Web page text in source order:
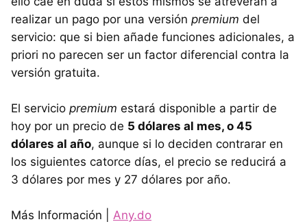
realizar un pago por una versión premium del
servicio: que si bien añade funciones adicionales, a
priori no parecen ser un factor diferencial contra la
versión gratuita.
El servicio premium estará disponible a partir de
hoy por un precio de 5 dólares al mes, o 45
dólares al año, aunque si lo deciden contrarar en
los siguientes catorce días, el precio se reducirá a
3 dólares por mes y 27 dólares por año.
Más Información | Any.do